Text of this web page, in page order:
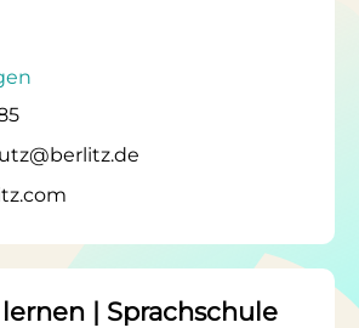
| Sprachschule